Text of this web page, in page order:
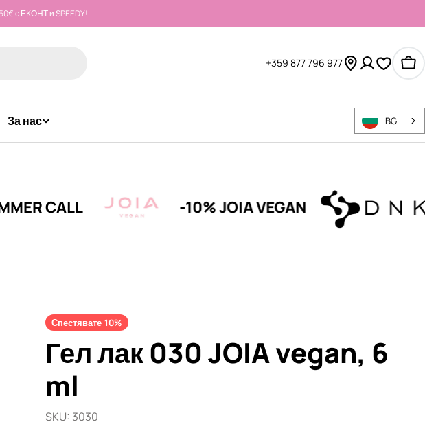
с ЕКОНТ и SPEEDY!
+359 877 796 977
За нас BG
-10% JOIA VEGAN
Спестявате 10%
Гел лак 030 JOIA vegan, 6
ml
SKU: 3030